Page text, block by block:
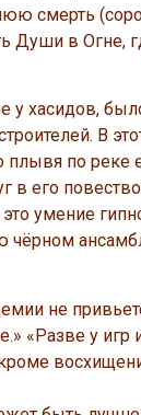
смерть
Души в
у хасидов,
В
по реке
в его
умение
чёрном
не
«Разве у игр